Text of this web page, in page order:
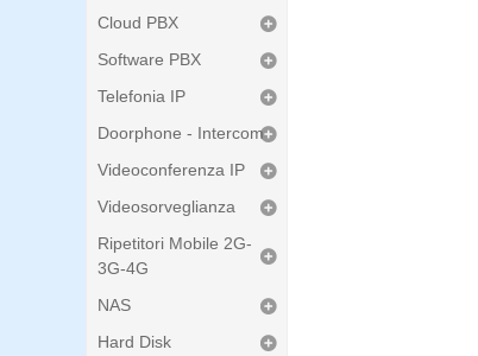
Cloud PBX
Software PBX
Telefonia IP
Doorphone - Intercom
Videoconferenza IP
Videosorveglianza
Ripetitori Mobile 2G-
3G-4G
NAS
Hard Disk